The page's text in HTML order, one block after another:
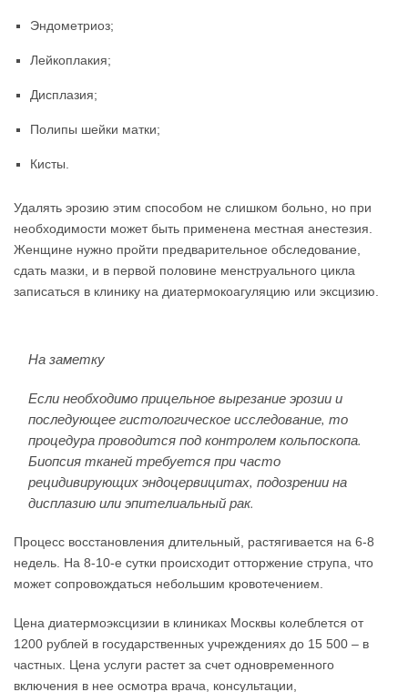
Эндометриоз;
Лейкоплакия;
Дисплазия;
Полипы шейки матки;
Кисты.
Удалять эрозию этим способом не слишком больно, но при
необходимости может быть применена местная анестезия.
Женщине нужно пройти предварительное обследование,
сдать мазки, и в первой половине менструального цикла
записаться в клинику на диатермокоагуляцию или эксцизию.
На заметку
Если необходимо прицельное вырезание эрозии и
последующее гистологическое исследование, то
процедура проводится под контролем кольпоскопа.
Биопсия тканей требуется при часто
рецидивирующих эндоцервицитах, подозрении на
дисплазию или эпителиальный рак.
Процесс восстановления длительный, растягивается на 6-8
недель. На 8-10-е сутки происходит отторжение струпа, что
может сопровождаться небольшим кровотечением.
Цена диатермоэксцизии в клиниках Москвы колеблется от
1200 рублей в государственных учреждениях до 15 500 – в
частных. Цена услуги растет за счет одновременного
включения в нее осмотра врача, консультации,